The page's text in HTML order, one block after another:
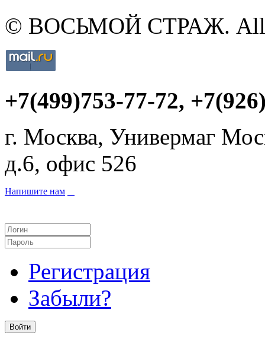
© ВОСЬМОЙ СТРАЖ. All
+7(499)753-77-72,
г. Москва, Универмаг
д.6, офис 526
Напишите нам
Регистрация
Забыли?